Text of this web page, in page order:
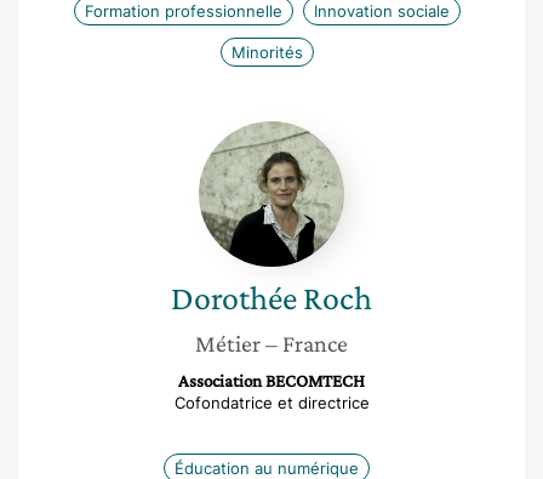
Formation professionnelle Innovation sociale
Minorités
Dorothée
Roch
DorothéeRoch
Métier– France
Association BECOMTECH
Cofondatrice et directrice
Éducation au numérique